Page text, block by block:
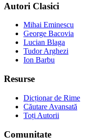
Autori Clasici
Mihai Eminescu
George Bacovia
Lucian Blaga
Tudor Arghezi
Ion Barbu
Resurse
Dicționar de Rime
Căutare Avansată
Toți Autorii
Comunitate